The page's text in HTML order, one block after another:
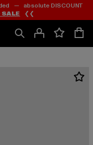
— absolute DISCOUNT
SALE ❮❮